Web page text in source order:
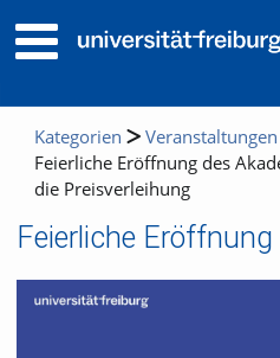
Kategorien
Feierliche Eröffnung des
die Preisverleihung